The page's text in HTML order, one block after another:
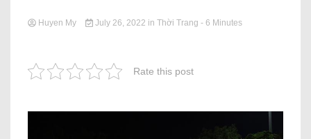
Huyen My July 26, 2022 in Thời Trang - 6 Minutes
Rate this post